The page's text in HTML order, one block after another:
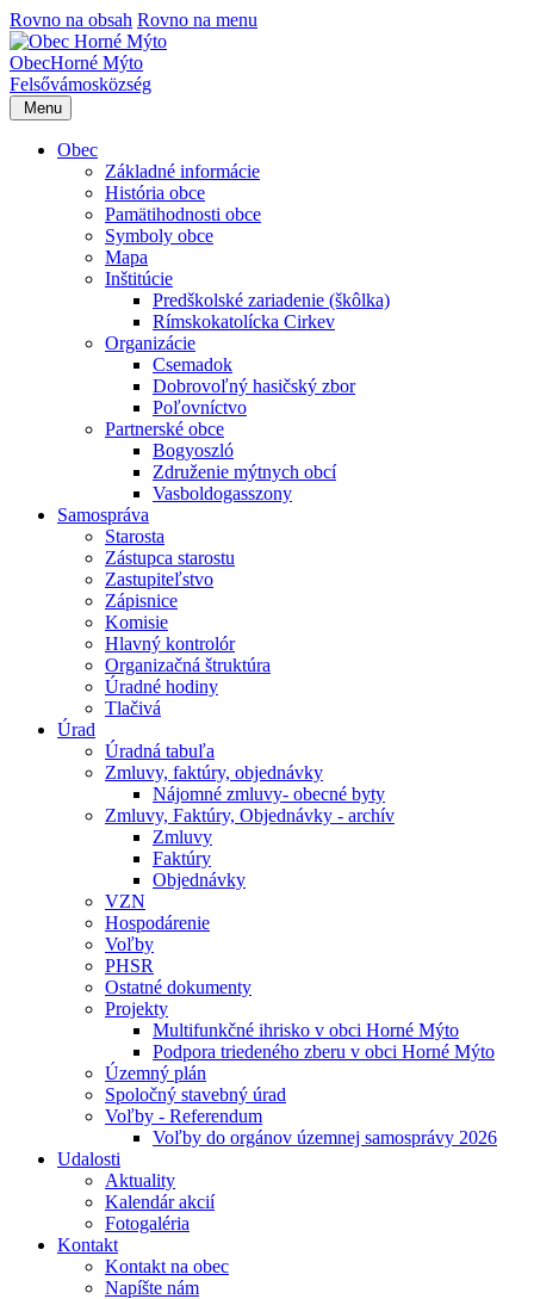
Rovno na obsah Rovno na menu
ObecHorné Mýto
Felsővámosközség
Menu
Obec
Základné informácie
História obce
Pamätihodnosti obce
Symboly obce
Mapa
Inštitúcie
Predškolské zariadenie (škôlka)
Rímskokatolícka Cirkev
Organizácie
Csemadok
Dobrovoľný hasičský zbor
Poľovníctvo
Partnerské obce
Bogyoszló
Združenie mýtnych obcí
Vasboldogasszony
Samospráva
Starosta
Zástupca starostu
Zastupiteľstvo
Zápisnice
Komisie
Hlavný kontrolór
Organizačná štruktúra
Úradné hodiny
Tlačivá
Úrad
Úradná tabuľa
Zmluvy, faktúry, objednávky
Nájomné zmluvy- obecné byty
Zmluvy, Faktúry, Objednávky - archív
Zmluvy
Faktúry
Objednávky
VZN
Hospodárenie
Voľby
PHSR
Ostatné dokumenty
Projekty
Multifunkčné ihrisko v obci Horné Mýto
Podpora triedeného zberu v obci Horné Mýto
Územný plán
Spoločný stavebný úrad
Voľby - Referendum
Voľby do orgánov územnej samosprávy 2026
Udalosti
Aktuality
Kalendár akcií
Fotogaléria
Kontakt
Kontakt na obec
Napíšte nám